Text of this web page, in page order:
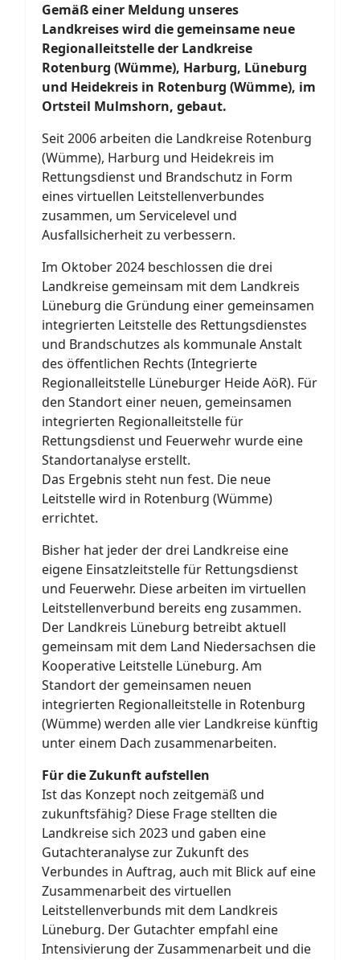
Gemäß einer Meldung unseres
Landkreises wird die gemeinsame neue
Regionalleitstelle der Landkreise
Rotenburg (Wümme), Harburg, Lüneburg
und Heidekreis in Rotenburg (Wümme), im
Ortsteil Mulmshorn, gebaut.
Seit 2006 arbeiten die Landkreise Rotenburg
(Wümme), Harburg und Heidekreis im
Rettungsdienst und Brandschutz in Form
eines virtuellen Leitstellenverbundes
zusammen, um Servicelevel und
Ausfallsicherheit zu verbessern.
Im Oktober 2024 beschlossen die drei
Landkreise gemeinsam mit dem Landkreis
Lüneburg die Gründung einer gemeinsamen
integrierten Leitstelle des Rettungsdienstes
und Brandschutzes als kommunale Anstalt
des öffentlichen Rechts (Integrierte
Regionalleitstelle Lüneburger Heide AöR). Für
den Standort einer neuen, gemeinsamen
integrierten Regionalleitstelle für
Rettungsdienst und Feuerwehr wurde eine
Standortanalyse erstellt.
Das Ergebnis steht nun fest. Die neue
Leitstelle wird in Rotenburg (Wümme)
errichtet.
Bisher hat jeder der drei Landkreise eine
eigene Einsatzleitstelle für Rettungsdienst
und Feuerwehr. Diese arbeiten im virtuellen
Leitstellenverbund bereits eng zusammen.
Der Landkreis Lüneburg betreibt aktuell
gemeinsam mit dem Land Niedersachsen die
Kooperative Leitstelle Lüneburg. Am
Standort der gemeinsamen neuen
integrierten Regionalleitstelle in Rotenburg
(Wümme) werden alle vier Landkreise künftig
unter einem Dach zusammenarbeiten.
Für die Zukunft aufstellen
Ist das Konzept noch zeitgemäß und
zukunftsfähig? Diese Frage stellten die
Landkreise sich 2023 und gaben eine
Gutachteranalyse zur Zukunft des
Verbundes in Auftrag, auch mit Blick auf eine
Zusammenarbeit des virtuellen
Leitstellenverbunds mit dem Landkreis
Lüneburg. Der Gutachter empfahl eine
Intensivierung der Zusammenarbeit und die